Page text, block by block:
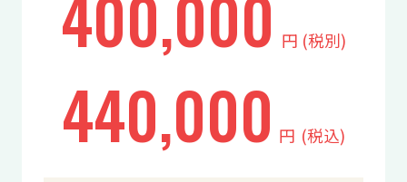
円 (税別)
440,000 円 (税込)